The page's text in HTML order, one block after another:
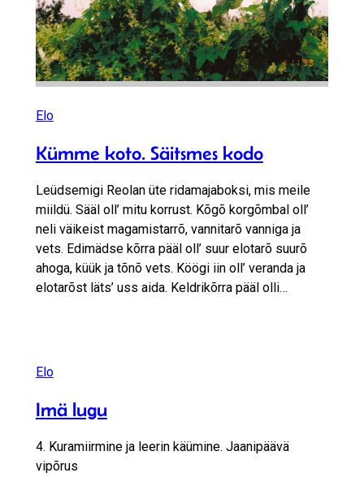
Elo
Kümme koto. Säitsmes kodo
Leüdsemigi Reolan üte ridamajaboksi, mis meile
miildü. Sääl oll’ mitu korrust. Kõgõ korgõmbal oll’
neli väikeist magamistarrõ, vannitarõ vanniga ja
vets. Edimädse kõrra pääl oll’ suur elotarõ suurõ
ahoga, küük ja tõnõ vets. Köögi iin oll’ veranda ja
elotarõst läts’ uss aida. Keldrikõrra pääl olli…
Elo
Imä lugu
4. Kuramiirmine ja leerin käümine. Jaanipäävä
vipõrus